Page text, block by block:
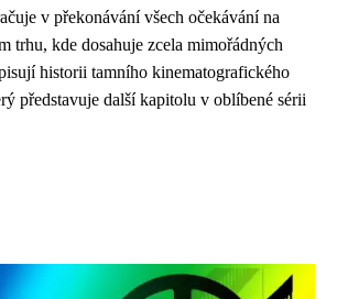
v překonávání všech očekávání na
trhu, kde dosahuje zcela mimořádných
historii tamního kinematografického
představuje další kapitolu v oblíbené sérii